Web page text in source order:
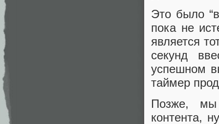
Это было
пока не
является
секунд
успешном
таймер
Позже, мы
контента,